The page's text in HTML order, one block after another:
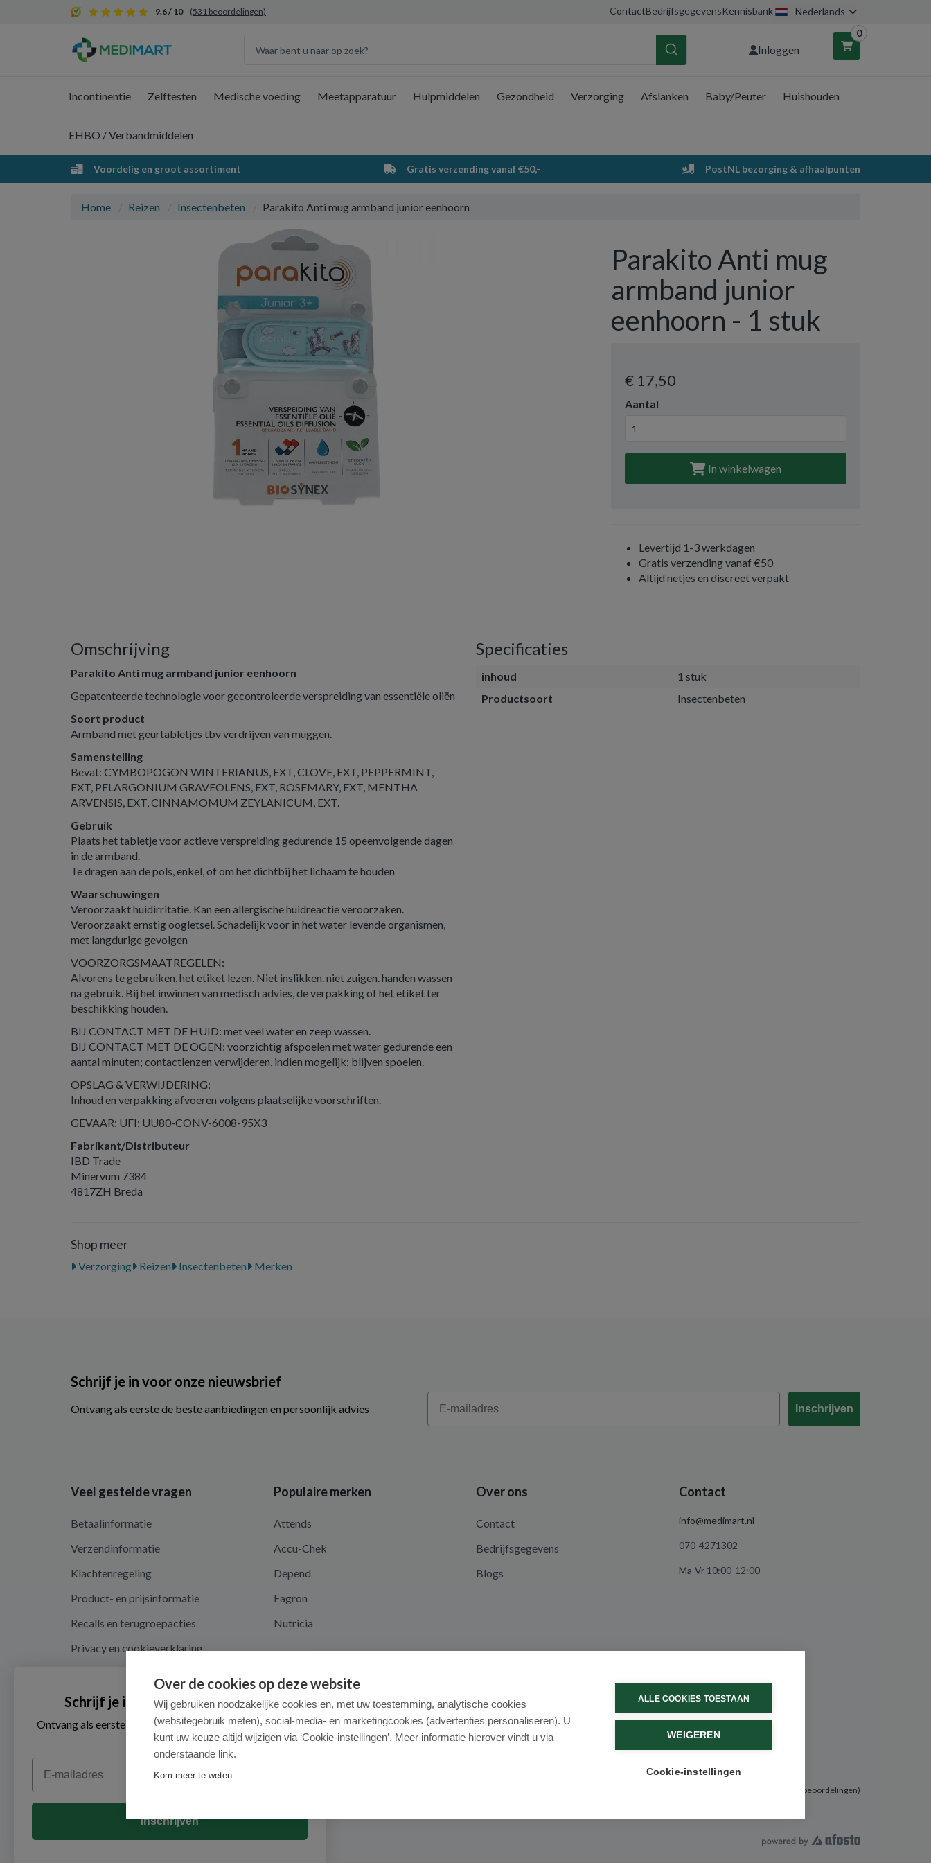
9.6 / 10 (531 beoordelingen) ContactBedrijfsgegevensKennisbank Nederlands
Inloggen
0
Winkelwagen
Uw winkelwagen is leeg.
Vul hem met producten.
Incontinentie Zelftesten Medische voeding Meetapparatuur Hulpmiddelen Gezondheid Verzorging Afslanken Baby/Peuter Huishouden
EHBO / Verbandmiddelen
Voordelig en groot assortiment Gratis verzending vanaf €50,- PostNL bezorging & afhaalpunten
Home Reizen Insectenbeten Parakito Anti mug armband junior eenhoorn
Parakito Anti mug
armband junior
eenhoorn - 1 stuk
€ 17,50
Aantal
In winkelwagen
Levertijd 1-3 werkdagen
Gratis verzending vanaf €50
Altijd netjes en discreet verpakt
Omschrijving
Parakito Anti mug armband junior eenhoorn
Gepatenteerde technologie voor gecontroleerde verspreiding van essentiële oliën
Soort product
Armband met geurtabletjes tbv verdrijven van muggen.
Samenstelling
Bevat: CYMBOPOGON WINTERIANUS, EXT, CLOVE, EXT, PEPPERMINT,
EXT, PELARGONIUM GRAVEOLENS, EXT, ROSEMARY, EXT, MENTHA
ARVENSIS, EXT, CINNAMOMUM ZEYLANICUM, EXT.
Gebruik
Plaats het tabletje voor actieve verspreiding gedurende 15 opeenvolgende dagen
in de armband.
Te dragen aan de pols, enkel, of om het dichtbij het lichaam te houden
Waarschuwingen
Veroorzaakt huidirritatie. Kan een allergische huidreactie veroorzaken.
Veroorzaakt ernstig oogletsel. Schadelijk voor in het water levende organismen,
met langdurige gevolgen
VOORZORGSMAATREGELEN:
Alvorens te gebruiken, het etiket lezen. Niet inslikken. niet zuigen. handen wassen
na gebruik. Bij het inwinnen van medisch advies, de verpakking of het etiket ter
beschikking houden.
BIJ CONTACT MET DE HUID: met veel water en zeep wassen.
BIJ CONTACT MET DE OGEN: voorzichtig afspoelen met water gedurende een
aantal minuten; contactlenzen verwijderen, indien mogelijk; blijven spoelen.
OPSLAG & VERWIJDERING:
Inhoud en verpakking afvoeren volgens plaatselijke voorschriften.
GEVAAR: UFI: UU80-CONV-6008-95X3
Fabrikant/Distributeur
IBD Trade
Minervum 7384
4817ZH Breda
Specificaties
inhoud
1 stuk
Productsoort
Insectenbeten
Shop meer
Verzorging Reizen Insectenbeten Merken
Schrijf je in voor onze nieuwsbrief
Ontvang als eerste de beste aanbiedingen en persoonlijk advies
Email
Inschrijven
Veel gestelde vragen
Betaalinformatie
Verzendinformatie
Klachtenregeling
Product- en prijsinformatie
Recalls en terugroepacties
Privacy en cookieverklaring
Algemene voorwaarden
Herroepingsrecht en retouren
Populaire merken
Attends
Accu-Chek
Depend
Fagron
Nutricia
Over ons
Contact
Bedrijfsgegevens
Blogs
Contact
info@medimart.nl
070-4271302
Ma-Vr 10:00-12:00
(531 beoordelingen)
© 2026 - Medimart.nl.
Over de cookies op deze website
Wij gebruiken noodzakelijke cookies en, met uw toestemming, analytische cookies
(websitegebruik meten), social-media- en marketingcookies (advertenties personaliseren). U
kunt uw keuze altijd wijzigen via ‘Cookie-instellingen’. Meer informatie hierover vindt u via
onderstaande link.
Kom meer te weten
ALLE COOKIES TOESTAAN
WEIGEREN
Cookie-instellingen
Schrijf je in voor onze nieuwsbrief
Ontvang als eerste de beste aanbiedingen en persoonlijk
advies
Email
Inschrijven